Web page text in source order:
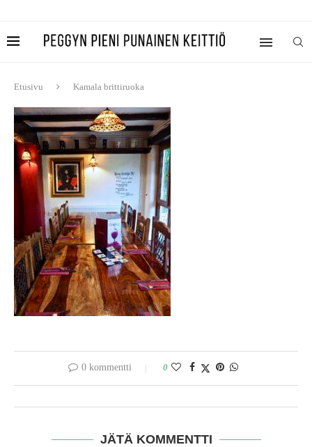
Etusivu Kamala brittiruoka
0 kommentti 0
JÄTÄ KOMMENTTI